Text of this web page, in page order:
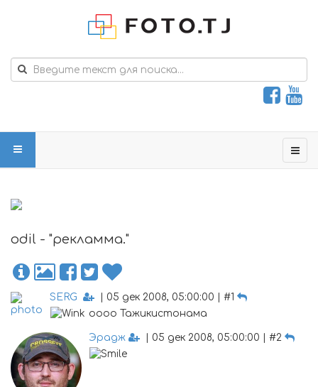
odil - "рекламма."
SERG
| 05 дек 2008, 05:00:00 | #1
оооо Тажикистонама
Эрадж | 05 дек 2008, 05:00:00 | #2